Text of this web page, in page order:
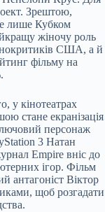
Зрештою,
лише Кубком
жіночу роль
США, а й
фільму на
у кінотеатрах
стане екранізація
персонаж
3 Натан
Empire вніс до
ігор. Фільм
антагоніст Віктор
щоб розгадати